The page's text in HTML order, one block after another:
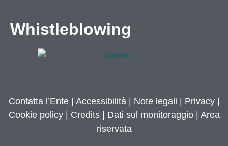
Whistleblowing
Contatta l’Ente| Accessibilità | Note legali | Privacy|
Cookie policy| Credits| Dati sul monitoraggio | Area
riservata